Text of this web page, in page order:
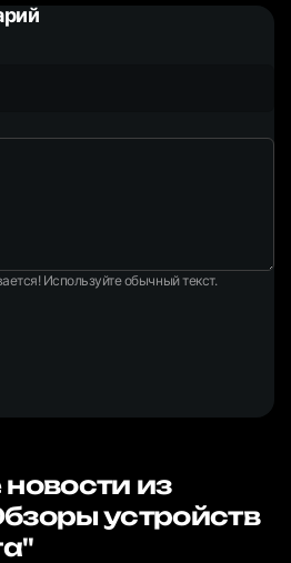
Используйте обычный текст.
из
устройств